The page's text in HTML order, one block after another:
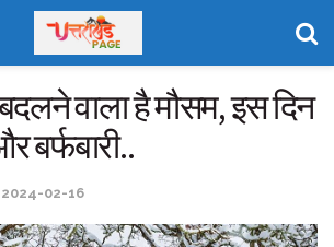
वाला है मौसम, इस दिन
बर्फबारी..
2024-02-16